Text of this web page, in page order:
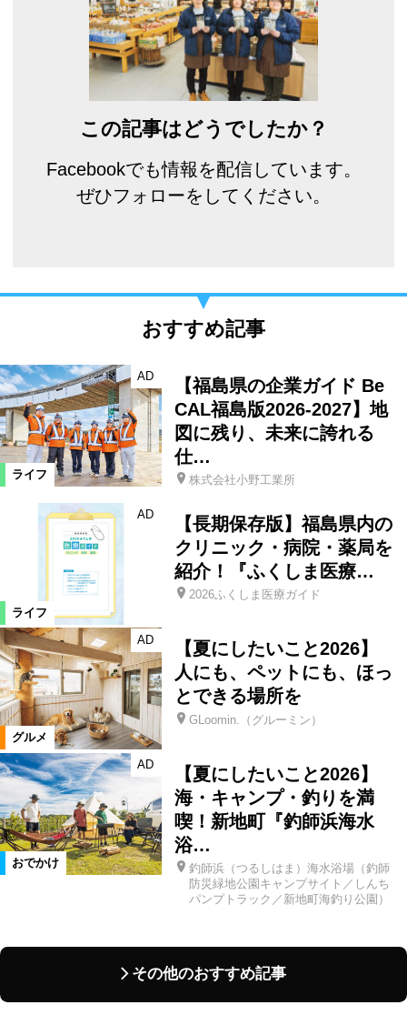
この記事はどうでしたか？
Facebookでも情報を配信しています。
ぜひフォローをしてください。
おすすめ記事
ライフ
AD
【福島県の企業ガイド Be
CAL福島版2026-2027】地
図に残り、未来に誇れる
仕…
株式会社小野工業所
ライフ
AD
【長期保存版】福島県内の
クリニック・病院・薬局を
紹介！『ふくしま医療…
2026ふくしま医療ガイド
グルメ
AD
【夏にしたいこと2026】
人にも、ペットにも、ほっ
とできる場所を
GLoomin.（グルーミン）
おでかけ
AD
【夏にしたいこと2026】
海・キャンプ・釣りを満
喫！新地町『釣師浜海水
浴…
釣師浜（つるしはま）海水浴場（釣師
防災緑地公園キャンプサイト／しんち
パンプトラック／新地町海釣り公園）
その他のおすすめ記事